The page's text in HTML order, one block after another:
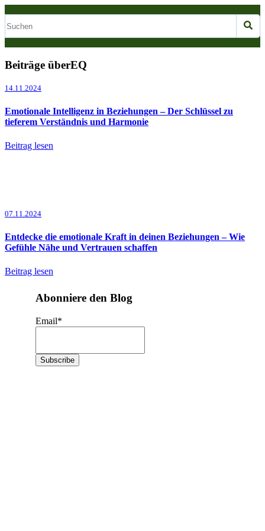
Beiträge überEQ
14.11.2024
Emotionale Intelligenz in Beziehungen – Der Schlüssel zu
tieferem Verständnis und Harmonie
Beitrag lesen
07.11.2024
Entdecke die emotionale Kraft in deinen Beziehungen – Wie
Gefühle Nähe und Vertrauen schaffen
Beitrag lesen
Abonniere den Blog
Email*